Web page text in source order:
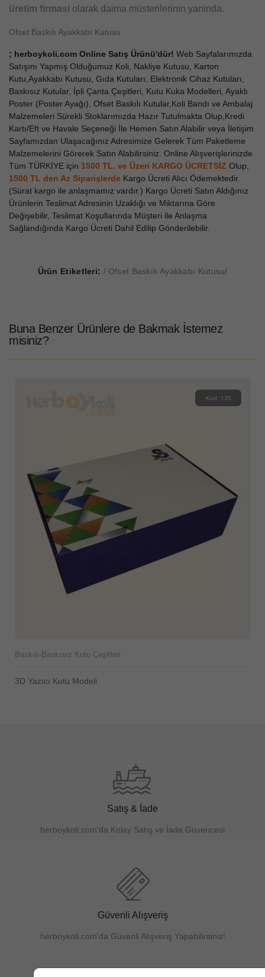
üretim firmasi olarak daima müsterilerinin yaninda.
Ofset Baskılı Ayakkabı Kutusu
; herboykoli.com Online Satış Ürünü'dür! Web Sayfalarımızda
Satışını Yapmış Olduğumuz Koli, Nakliye Kutusu, Karton
Kutu,Ayakkabı Kutusu, Gıda Kutuları, Elektronik Cihaz Kutuları,
Baskısız Kutular, İpli Çanta Çeşitleri, Kutu Kuka Modelleri, Ayaklı
Poster (Poster Ayağı), Ofset Baskılı Kutular,Koli Bandı ve Ambalaj
Malzemeleri Sürekli Stoklarımızda Hazır Tutulmakta Olup,Kredi
Kartı/Eft ve Havale Seçeneği İle Hemen Satın Alabilir veya İletişim
Sayfamızdan Ulaşacağınız Adresimize Gelerek Tüm Paketleme
Malzemelerini Görerek Satın Alabilirsiniz. Online Alışverişlerinizde
Tüm TÜRKİYE için 1500 TL. ve Üzeri KARGO ÜCRETSİZ Olup,
1500 TL den Az Siparişlerde Kargo Ücreti Alıcı Ödemektedir.
(Sürat kargo ile anlaşmamız vardır.) Kargo Ücreti Satın Aldığınız
Ürünlerin Teslimat Adresinin Uzaklığı ve Miktarına Göre
Değişebilir, Teslimat Koşullarında Müşteri ile Anlaşma
Sağlandığında Kargo Ücreti Dahil Edilip Gönderilebilir.
Ürün Etiketleri: Ofset Baskılı Ayakkabı Kutusu
Buna Benzer Ürünlere de Bakmak İstemez
misiniz?
Kod: 135
Baskılı-Baskısız Kutu Çeşitleri
3D Yazıcı Kutu Modeli
ÜRÜNÜ İNCELE
Satış & İade
herboykoli.com'da Kolay Satış ve İade Güvencesi
Güvenli Alışveriş
herboykoli.com'da Güvenli Alışveriş Yapabilirsiniz!